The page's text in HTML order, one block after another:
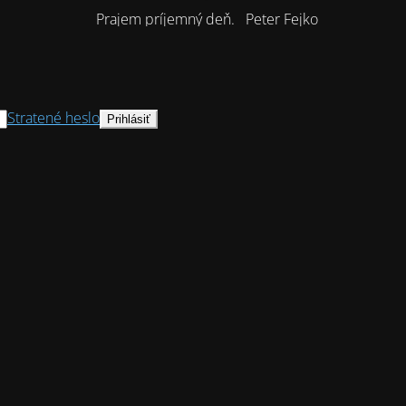
Prajem príjemný deň. Peter Fejko
Stratené heslo